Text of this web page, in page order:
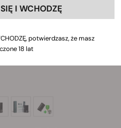
I WCHODZĘ
potwierdzasz, że masz
18 lat